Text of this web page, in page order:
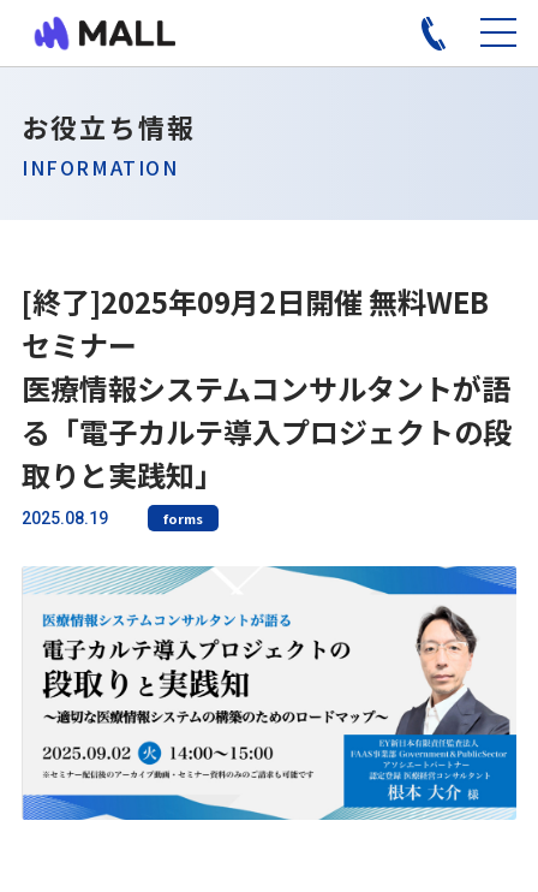
お役立ち情報
INFORMATION
[終了]2025年09月2日開催 無料WEB
セミナー
医療情報システムコンサルタントが語
る「電子カルテ導入プロジェクトの段
取りと実践知」
2025.08.19 forms